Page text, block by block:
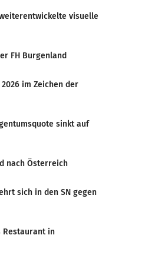
visuelle
FH Burgenland
im Zeichen der
sinkt auf
nach Österreich
sich in den SN gegen
Restaurant in